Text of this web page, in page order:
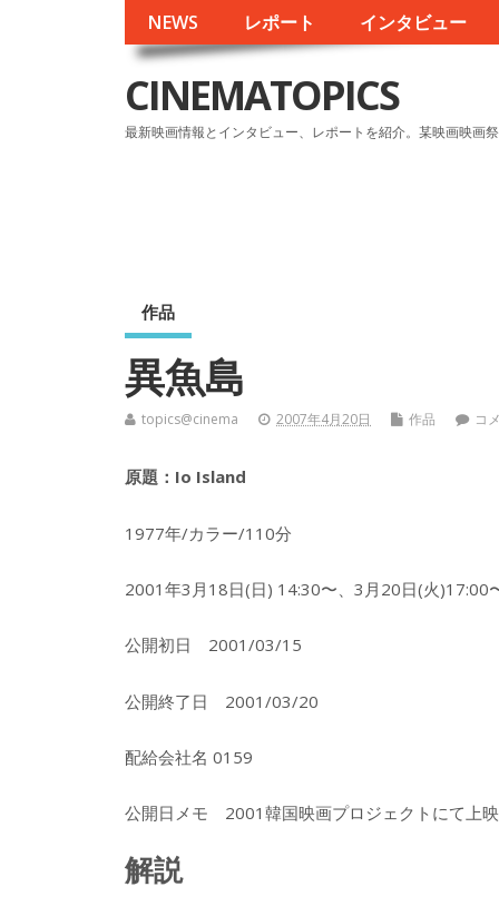
NEWS レポート インタビュー
CINEMATOPICS
最新映画情報とインタビュー、レポートを紹介。某映画映画
作品
異魚島
topics@cinema 2007年4月20日 作品 コ
原題：Io Island
1977年/カラー/110分
2001年3月18日(日) 14:30〜、3月20日(火)17:00
公開初日 2001/03/15
公開終了日 2001/03/20
配給会社名 0159
公開日メモ 2001韓国映画プロジェクトにて上映
解説